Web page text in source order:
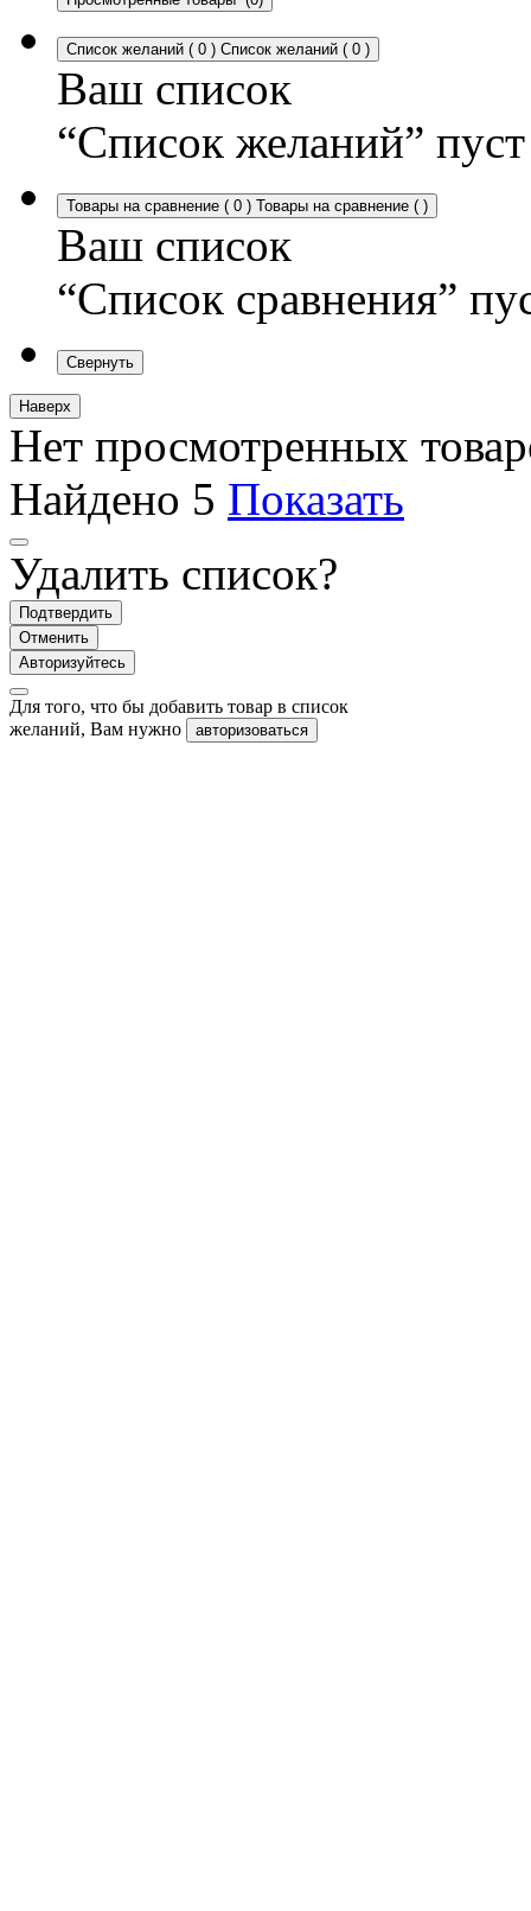
Список желаний ( 0 ) Список желаний ( 0 )
Ваш список
“Список желаний” пуст
Товары на сравнение ( 0 ) Товары на сравнение ( )
Ваш список
“Список сравнения”
Свернуть
Наверх
Нет просмотренных
Найдено 5 Показать
Удалить список?
Подтвердить
Отменить
Авторизуйтесь
Для того, что бы добавить товар в список
желаний, Вам нужно
авторизоваться